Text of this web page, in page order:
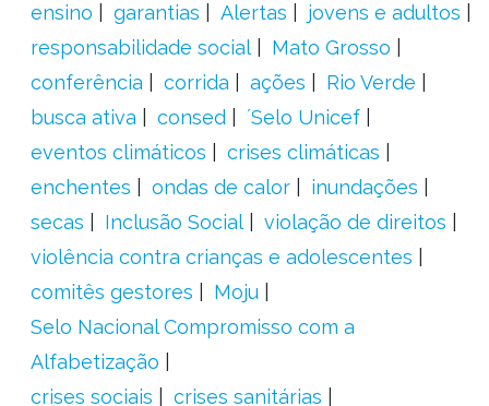
ensino
garantias Alertas
jovens e adultos
responsabilidade social
Mato Grosso
conferência
corrida ações
Rio Verde
busca ativa
consed
´Selo Unicef
eventos climáticos
crises climáticas
enchentes
ondas de calor
inundações
secas
Inclusão Social
violação de direitos
violência contra crianças e adolescentes
comitês gestores
Moju
Selo Nacional Compromisso com a
Alfabetização
crises sociais
crises sanitárias